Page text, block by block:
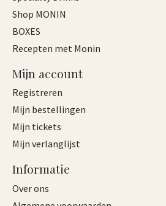
Shop MONIN
BOXES
Recepten met Monin
Mijn account
Registreren
Mijn bestellingen
Mijn tickets
Mijn verlanglijst
Informatie
Over ons